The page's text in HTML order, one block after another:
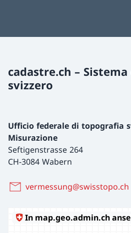
cadastre.ch –
svizzero
Ufficio federale di topografia
Misurazione
Seftigenstrasse 264
CH-3084 Wabern
vermessung@swisstopo.ch